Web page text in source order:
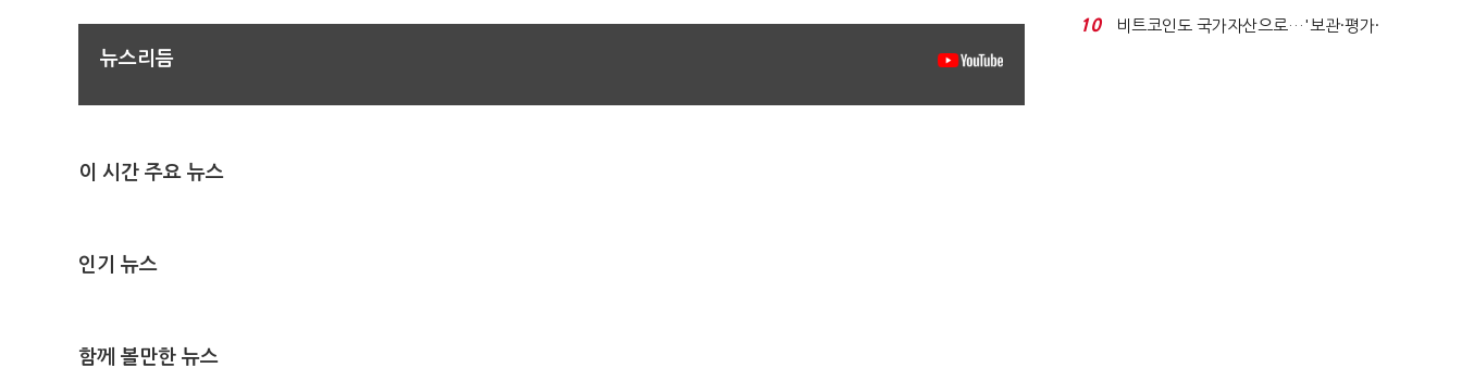
뉴스리듬
이 시간 주요 뉴스
인기 뉴스
함께 볼만한 뉴스
로봇·AI 등 논...
10
비트코인도 국가자산으로…'보관·평가·